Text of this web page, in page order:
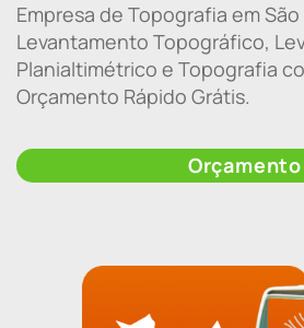
Empresa de Topografia em São
Levantamento Topográfico,
Planialtimétrico e Topografia
Orçamento Rápido Grátis.
Orçamento